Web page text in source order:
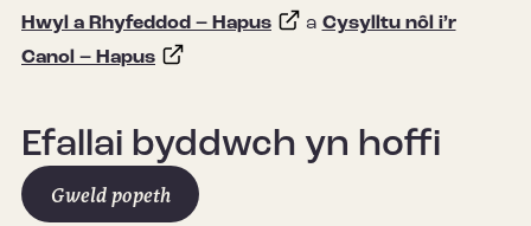
Hwyl a Rhyfeddod – Hapus
a Cysylltu nôl i’r
Canol – Hapus
Efallai byddwch yn hoffi
Gweld popeth